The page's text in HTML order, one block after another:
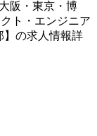
阪・東京・博
ト・エンジニア
の求人情報詳